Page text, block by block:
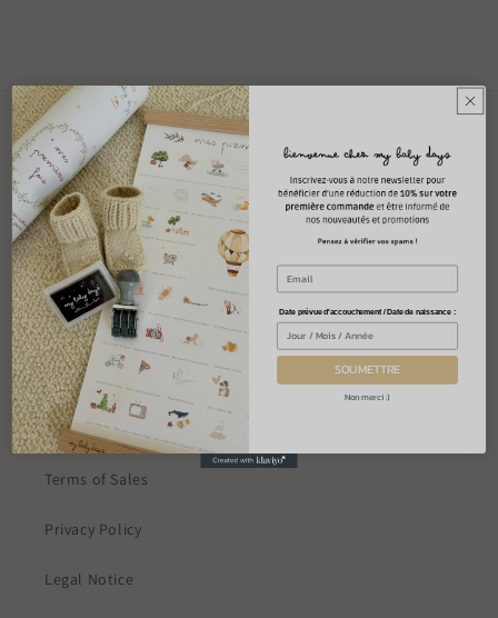
MENU
Welcome
Our products
Who are we?
Blog
INFORMATION
Terms of Sales
Privacy Policy
Legal Notice
Date prévue d'accouchement / Date de naissance :
SOUMETTRE
Non merci :)